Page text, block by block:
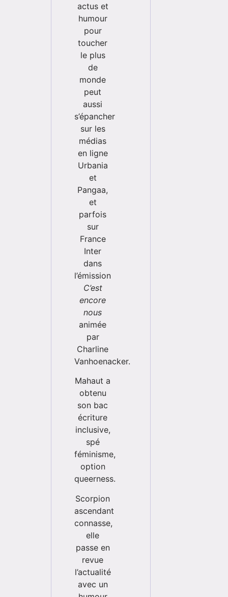
actus et
humour
pour
toucher
le plus
de
monde
peut
aussi
s’épancher
sur les
médias
en ligne
Urbania
et
Pangaa,
et
parfois
sur
France
Inter
dans
l’émission
C’est
encore
nous
animée
par
Charline
Vanhoenacker.
Mahaut a
obtenu
son bac
écriture
inclusive,
spé
féminisme,
option
queerness.
Scorpion
ascendant
connasse,
elle
passe en
revue
l’actualité
avec un